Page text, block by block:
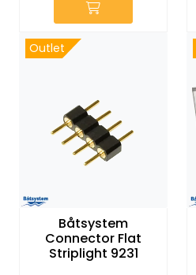
Outlet
Båtsystem
Connector Flat
Striplight 9231